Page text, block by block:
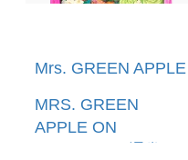
Mrs. GREEN APPLE
MRS. GREEN
APPLE ON